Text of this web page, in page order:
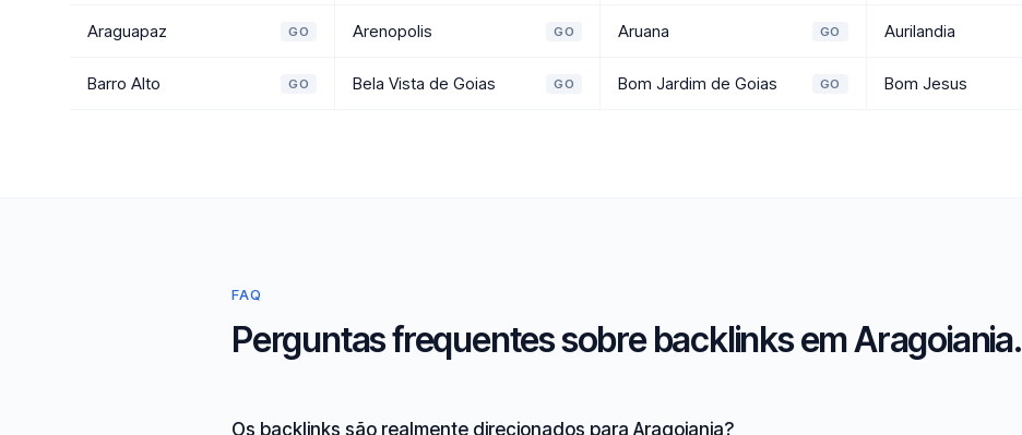
Araguapaz GO Arenopolis GO Aruana GO Aurilandia
Barro Alto GO Bela Vista de Goias GO Bom Jardim de Goias GO Bom Jesus
FAQ
Perguntas frequentes sobre backlinks em Aragoiania.
Os backlinks são realmente direcionados para Aragoiania?